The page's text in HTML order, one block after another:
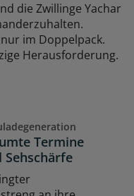
die Zwillinge Yachar
im Doppelpack.
Herausforderung.
Termine